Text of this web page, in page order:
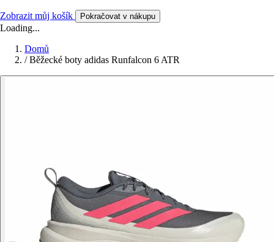
Zobrazit můj košík Pokračovat v nákupu
Loading...
Domů
/ Běžecké boty adidas Runfalcon 6 ATR